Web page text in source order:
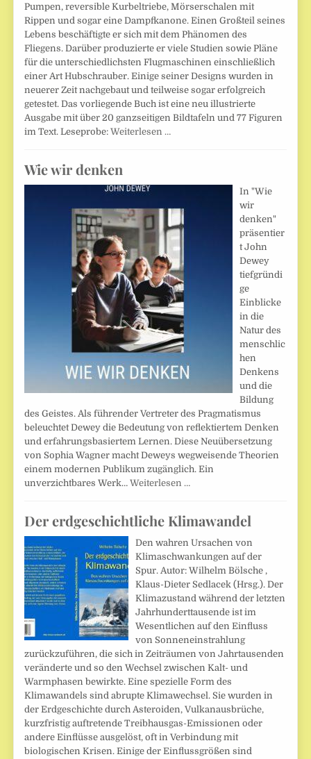
Pumpen, reversible Kurbeltriebe, Mörserschalen mit
Rippen und sogar eine Dampfkanone. Einen Großteil seines
Lebens beschäftigte er sich mit dem Phänomen des
Fliegens. Darüber produzierte er viele Studien sowie Pläne
für die unterschiedlichsten Flugmaschinen einschließlich
einer Art Hubschrauber. Einige seiner Designs wurden in
neuerer Zeit nachgebaut und teilweise sogar erfolgreich
getestet. Das vorliegende Buch ist eine neu illustrierte
Ausgabe mit über 20 ganzseitigen Bildtafeln und 77 Figuren
im Text. Leseprobe:Weiterlesen …
Wie wir denken
In "Wie
wir
denken"
präsentier
t John
Dewey
tiefgründi
ge
Einblicke
in die
Natur des
menschlic
hen
Denkens
und die
Bildung
des Geistes. Als führender Vertreter des Pragmatismus
beleuchtet Dewey die Bedeutung von reflektiertem Denken
und erfahrungsbasiertem Lernen. Diese Neuübersetzung
von Sophia Wagner macht Deweys wegweisende Theorien
einem modernen Publikum zugänglich. Ein
unverzichtbares Werk…Weiterlesen …
Der erdgeschichtliche Klimawandel
Den wahren Ursachen von
Klimaschwankungen auf der
Spur. Autor: Wilhelm Bölsche ,
Klaus-Dieter Sedlacek (Hrsg.). Der
Klimazustand während der letzten
Jahrhunderttausende ist im
Wesentlichen auf den Einfluss
von Sonneneinstrahlung
zurückzuführen, die sich in Zeiträumen von Jahrtausenden
veränderte und so den Wechsel zwischen Kalt- und
Warmphasen bewirkte. Eine spezielle Form des
Klimawandels sind abrupte Klimawechsel. Sie wurden in
der Erdgeschichte durch Asteroiden, Vulkanausbrüche,
kurzfristig auftretende Treibhausgas-Emissionen oder
andere Einflüsse ausgelöst, oft in Verbindung mit
biologischen Krisen. Einige der Einflussgrößen sind